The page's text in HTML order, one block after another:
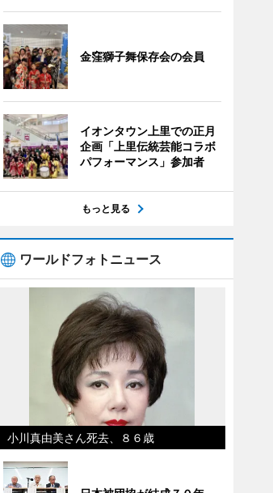
金窪獅子舞保存会の会員
イオンタウン上里での正月
企画「上里伝統芸能コラボ
パフォーマンス」参加者
もっと見る
ワールドフォトニュース
小川真由美さん死去、８６歳